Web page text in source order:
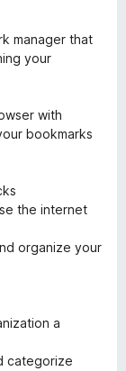
manager that
your
with
bookmarks
the internet
organize your
a
categorize